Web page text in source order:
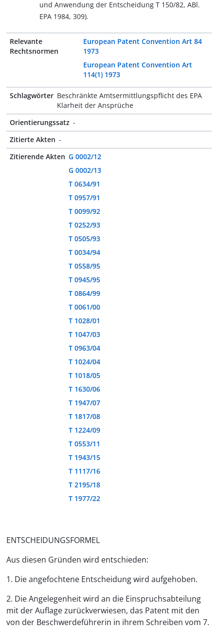
und Anwendung der Entscheidung T 150/82, ABl.
EPA 1984, 309).
Relevante
Rechtsnormen
European Patent Convention Art 84
1973
European Patent Convention Art
114(1) 1973
Schlagwörter Beschränkte Amtsermittlungspflicht des EPA
Klarheit der Ansprüche
Orientierungssatz -
Zitierte Akten -
Zitierende Akten G 0002/12
G 0002/13
T 0634/91
T 0957/91
T 0099/92
T 0252/93
T 0505/93
T 0034/94
T 0558/95
T 0945/95
T 0864/99
T 0061/00
T 1028/01
T 1047/03
T 0963/04
T 1024/04
T 1018/05
T 1630/06
T 1947/07
T 1817/08
T 1224/09
T 0553/11
T 1943/15
T 1117/16
T 2195/18
T 1977/22
ENTSCHEIDUNGSFORMEL
Aus diesen Gründen wird entschieden:
1. Die angefochtene Entscheidung wird aufgehoben.
2. Die Angelegenheit wird an die Einspruchsabteilung
mit der Auflage zurückverwiesen, das Patent mit den
von der Beschwerdeführerin in ihrem Schreiben vom 7.